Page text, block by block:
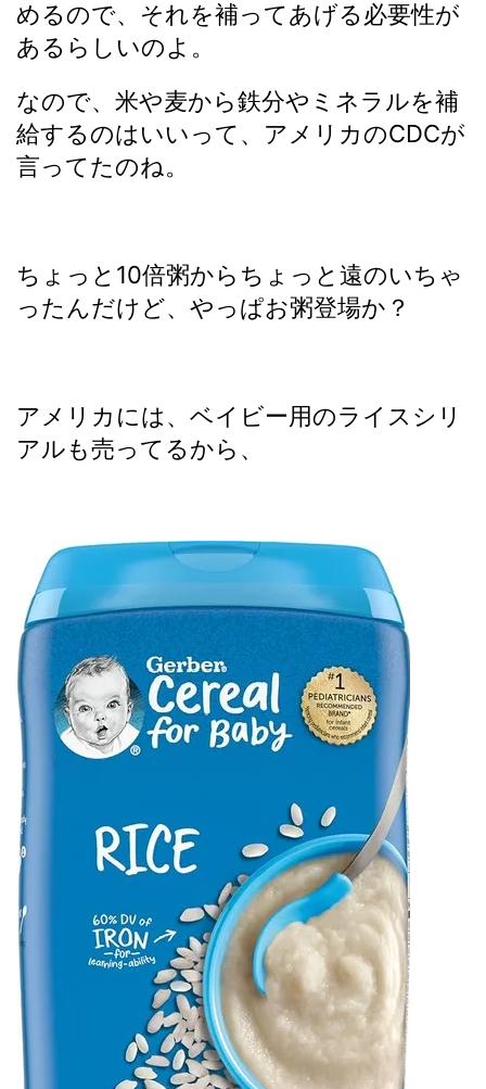
めるので、それを補ってあげる必要性が
あるらしいのよ。
なので、米や麦から鉄分やミネラルを補
給するのはいいって、アメリカのCDCが
言ってたのね。
ちょっと10倍粥からちょっと遠のいちゃ
ったんだけど、やっぱお粥登場か？
アメリカには、ベイビー用のライスシリ
アルも売ってるから、